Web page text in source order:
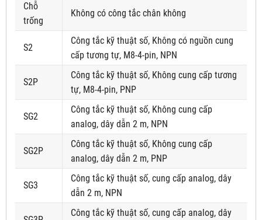
Chỗ
trống
Không có công tắc chân không
S2
Công tắc kỹ thuật số, Không có nguồn cung
cấp tương tự, M8-4-pin, NPN
S2P
Công tắc kỹ thuật số, Không cung cấp tương
tự, M8-4-pin, PNP
SG2
Công tắc kỹ thuật số, Không cung cấp
analog, dây dẫn 2 m, NPN
SG2P
Công tắc kỹ thuật số, Không cung cấp
analog, dây dẫn 2 m, PNP
SG3
Công tắc kỹ thuật số, cung cấp analog, dây
dẫn 2 m, NPN
Công tắc kỹ thuật số, cung cấp analog, dây